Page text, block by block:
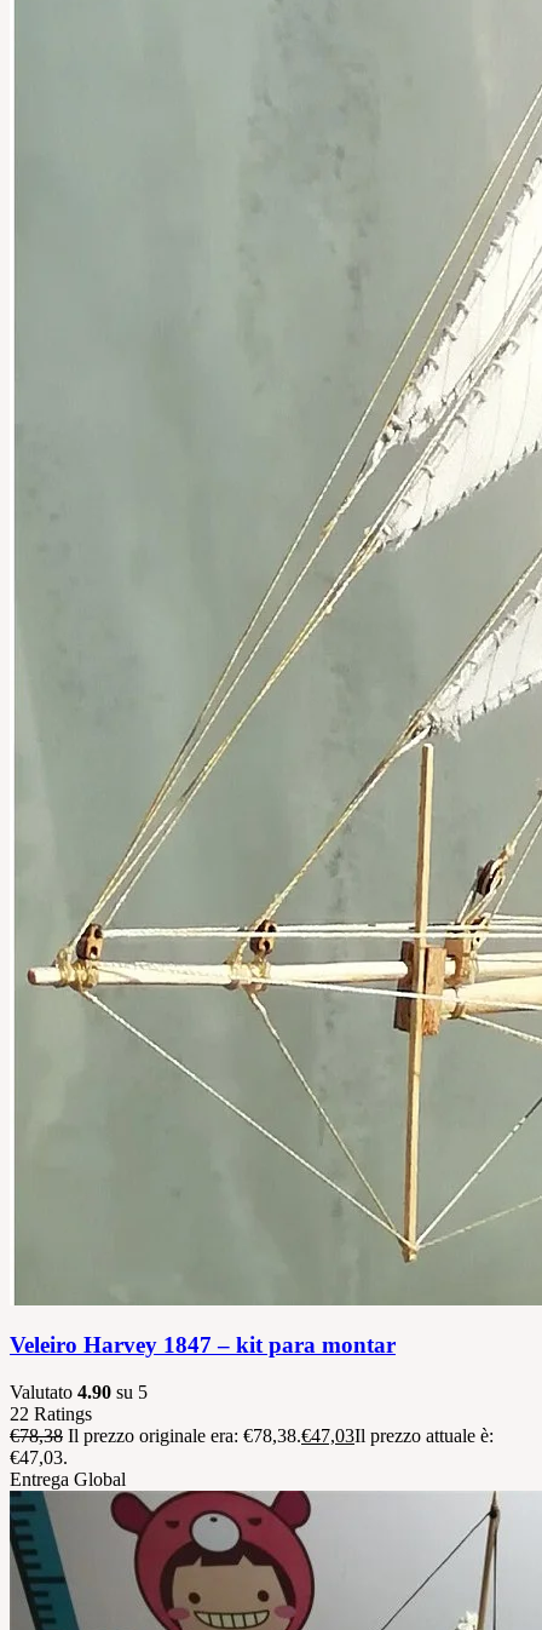
Veleiro Harvey 1847 – kit para montar
Valutato 4.90 su 5
22 Ratings
€78,38 Il prezzo originale era: €78,38.€47,03Il prezzo attuale è:
€47,03.
Entrega Global